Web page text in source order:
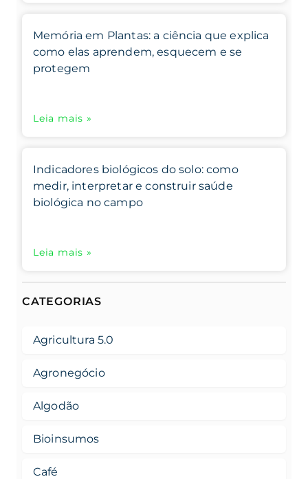
Memória em Plantas: a ciência que explica
como elas aprendem, esquecem e se
protegem
Leia mais »
Indicadores biológicos do solo: como
medir, interpretar e construir saúde
biológica no campo
Leia mais »
CATEGORIAS
Agricultura 5.0
Agronegócio
Algodão
Bioinsumos
Café